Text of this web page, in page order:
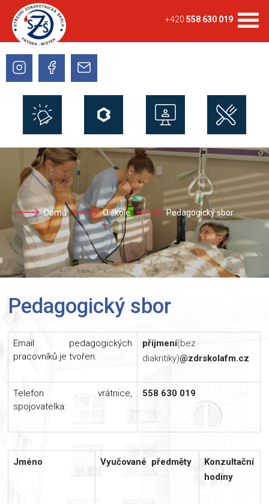
+420 558 630 019
Domů O škole Pedagogický sbor
Pedagogický sbor
Email pedagogických
pracovníků je tvořen:
příjmení(bez
diakritiky)@zdrskolafm.cz
Telefon vrátnice,
spojovatelka:
558 630 019
Jméno Vyučované předměty
Konzultační
hodiny